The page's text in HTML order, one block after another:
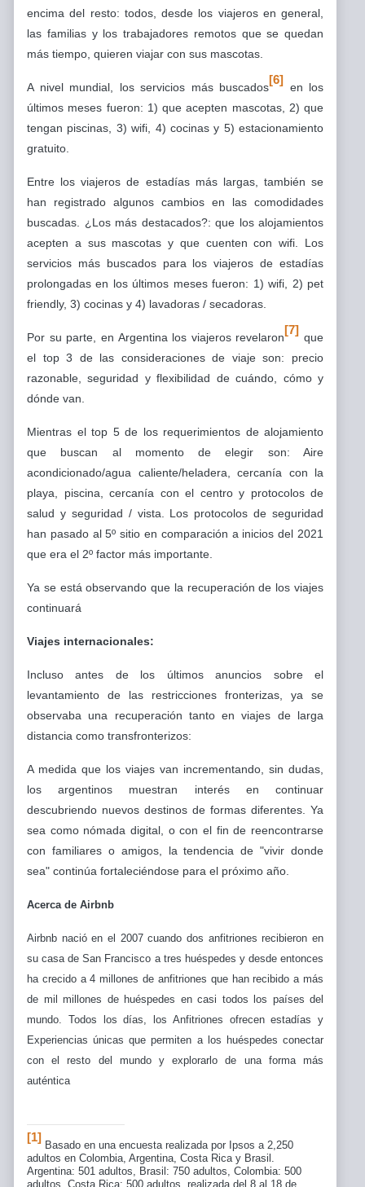
encima del resto: todos, desde los viajeros en general,
las familias y los trabajadores remotos que se quedan
más tiempo, quieren viajar con sus mascotas.
A nivel mundial, los servicios más buscados
[6]
en los
últimos meses fueron: 1) que acepten mascotas, 2) que
tengan piscinas, 3) wifi, 4) cocinas y 5) estacionamiento
gratuito.
Entre los viajeros de estadías más largas, también se
han registrado algunos cambios en las comodidades
buscadas. ¿Los más destacados?: que los alojamientos
acepten a sus mascotas y que cuenten con wifi. Los
servicios más buscados para los viajeros de estadías
prolongadas en los últimos meses fueron: 1) wifi, 2) pet
friendly, 3) cocinas y 4) lavadoras / secadoras.
Por su parte, en Argentina los viajeros revelaron
[7]
que
el top 3 de las consideraciones de viaje son: precio
razonable, seguridad y flexibilidad de cuándo, cómo y
dónde van.
Mientras el top 5 de los requerimientos de alojamiento
que buscan al momento de elegir son: Aire
acondicionado/agua caliente/heladera, cercanía con la
playa, piscina, cercanía con el centro y protocolos de
salud y seguridad / vista. Los protocolos de seguridad
han pasado al 5º sitio en comparación a inicios del 2021
que era el 2º factor más importante.
Ya se está observando que la recuperación de los viajes
continuará
Viajes internacionales:
Incluso antes de los últimos anuncios sobre el
levantamiento de las restricciones fronterizas, ya se
observaba una recuperación tanto en viajes de larga
distancia como transfronterizos:
A medida que los viajes van incrementando, sin dudas,
los argentinos muestran interés en continuar
descubriendo nuevos destinos de formas diferentes. Ya
sea como nómada digital, o con el fin de reencontrarse
con familiares o amigos, la tendencia de "vivir donde
sea" continúa fortaleciéndose para el próximo año.
Acerca de Airbnb
Airbnb nació en el 2007 cuando dos anfitriones recibieron en
su casa de San Francisco a tres huéspedes y desde entonces
ha crecido a 4 millones de anfitriones que han recibido a más
de mil millones de huéspedes en casi todos los países del
mundo. Todos los días, los Anfitriones ofrecen estadías y
Experiencias únicas que permiten a los huéspedes conectar
con el resto del mundo y explorarlo de una forma más
auténtica
[1]
Basado en una encuesta realizada por Ipsos a 2,250
adultos en Colombia, Argentina, Costa Rica y Brasil.
Argentina: 501 adultos, Brasil: 750 adultos, Colombia: 500
adultos, Costa Rica: 500 adultos, realizada del 8 al 18 de